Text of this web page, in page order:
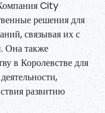
City
решения для
связывая их с
Она также
в Королевстве для
развитию